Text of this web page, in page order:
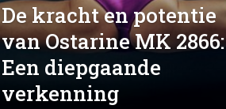
De kracht en potentie
van Ostarine MK 2866:
Een diepgaande
verkenning